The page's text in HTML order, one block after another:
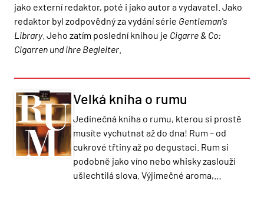
jako externí redaktor, poté i jako autor a vydavatel. Jako
redaktor byl zodpovědný za vydání série Gentleman's
Library. Jeho zatím poslední knihou je Cigarre & Co:
Cigarren und ihre Begleiter
Velká kniha o rumu
Jedinečná kniha o rumu, kterou si prostě
musíte vychutnat až do dna! Rum – od
cukrové třtiny až po degustaci. Rum si
podobně jako víno nebo whisky zaslouží
ušlechtilá slova. Výjimečné aroma,…